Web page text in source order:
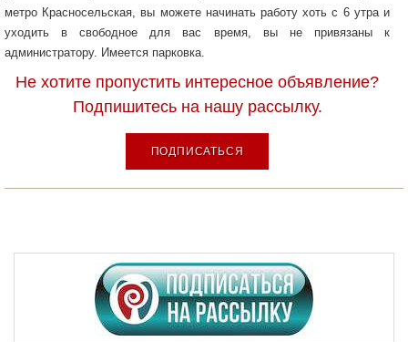
метро Красносельская, вы можете начинать работу хоть с 6 утра и
уходить в свободное для вас время, вы не привязаны к
администратору. Имеется парковка.
Не хотите пропустить интересное объявление?
Подпишитесь на нашу рассылку.
ПОДПИСАТЬСЯ